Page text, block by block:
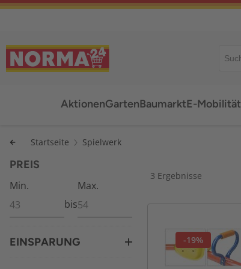
AktionenGartenBaumarktE-Mobilität
Startseite Spielwerk
PREIS
Min.
bis
Max.
EINSPARUNG
3 Ergebnisse
-19%